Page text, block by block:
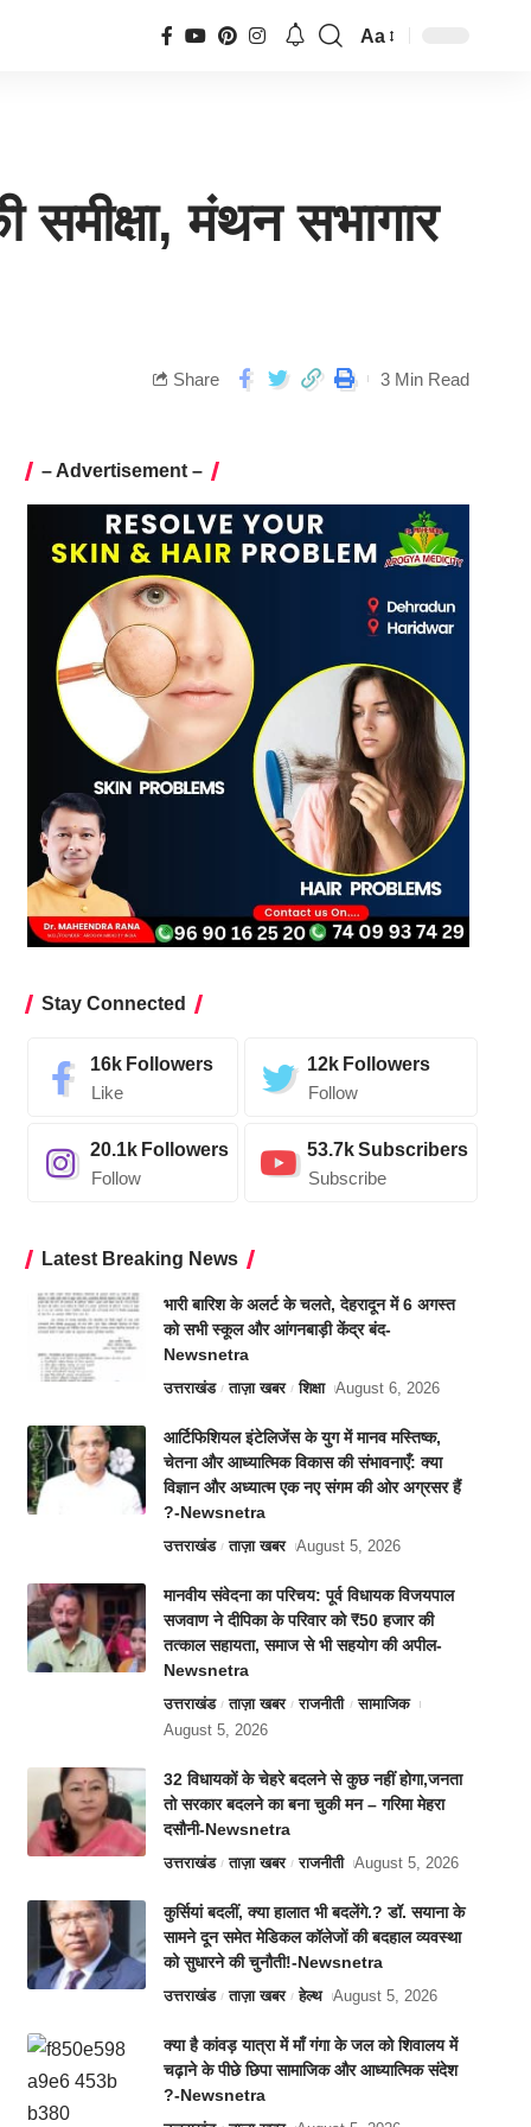
Aa
मंथन सभागार
Share 3 Min Read
– Advertisement –
Stay Connected
16k Followers
Like
12k Followers
Follow
20.1k Followers
Follow
53.7kSubscribers
Subscribe
Latest Breaking News
भारी बारिश के अलर्ट के चलते, देहरादून में 6 अगस्त
को सभी स्कूल और आंगनबाड़ी केंद्र बंद-
Newsnetra
उत्तराखंड ताज़ा खबर शिक्षा August 6, 2026
आर्टिफिशियल इंटेलिजेंस के युग में मानव मस्तिष्क,
चेतना और आध्यात्मिक विकास की संभावनाएँ: क्या
विज्ञान और अध्यात्म एक नए संगम की ओर अग्रसर हैं
?-Newsnetra
उत्तराखंड ताज़ा खबर August 5, 2026
मानवीय संवेदना का परिचय: पूर्व विधायक विजयपाल
सजवाण ने दीपिका के परिवार को ₹50 हजार की
तत्काल सहायता, समाज से भी सहयोग की अपील-
Newsnetra
उत्तराखंड ताज़ा खबर राजनीती
सामाजिक
August 5, 2026
32 विधायकों के चेहरे बदलने से कुछ नहीं होगा,जनता
तो सरकार बदलने का बना चुकी मन – गरिमा मेहरा
दसौनी-Newsnetra
उत्तराखंड ताज़ा खबर राजनीती August 5, 2026
कुर्सियां बदलीं, क्या हालात भी बदलेंगे.? डॉ. सयाना के
सामने दून समेत मेडिकल कॉलेजों की बदहाल व्यवस्था
को सुधारने की चुनौती!-Newsnetra
उत्तराखंड ताज़ा खबर हेल्थ August 5, 2026
क्या है कांवड़ यात्रा में माँ गंगा के जल को शिवालय में
चढ़ाने के पीछे छिपा सामाजिक और आध्यात्मिक संदेश
?-Newsnetra